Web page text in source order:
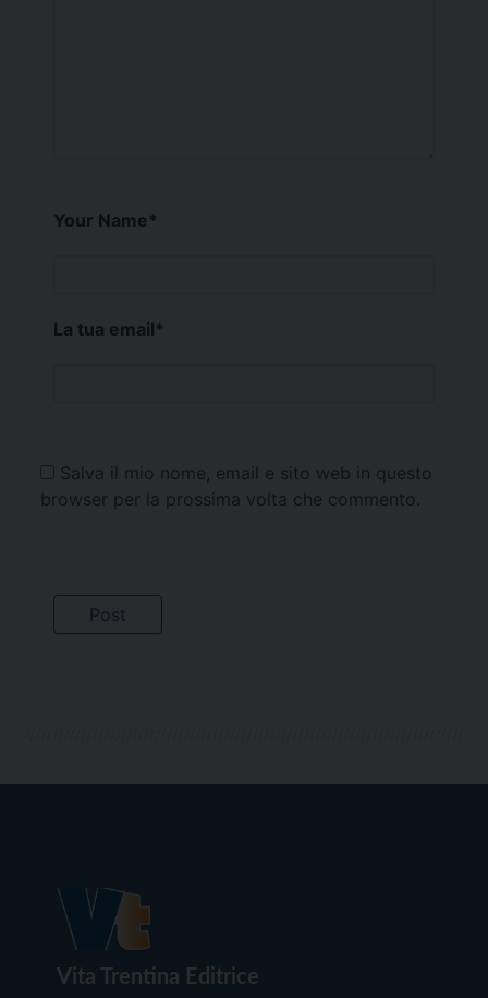
Your Name*
La tua email*
Salva il mio nome, email e sito web in questo
browser per la prossima volta che commento.
Vita Trentina Editrice